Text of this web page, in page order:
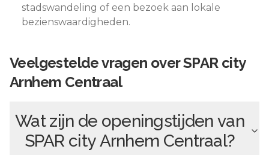
stadswandeling of een bezoek aan lokale
bezienswaardigheden.
Veelgestelde vragen overSPAR city
Arnhem Centraal
Wat zijn de openingstijden van
SPAR city Arnhem Centraal?